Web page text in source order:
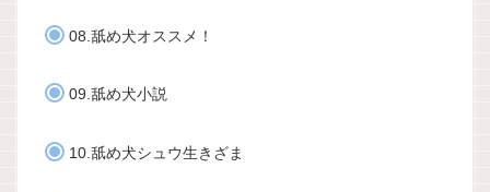
08.舐め犬オススメ！
09.舐め犬小説
10.舐め犬シュウ生きざま